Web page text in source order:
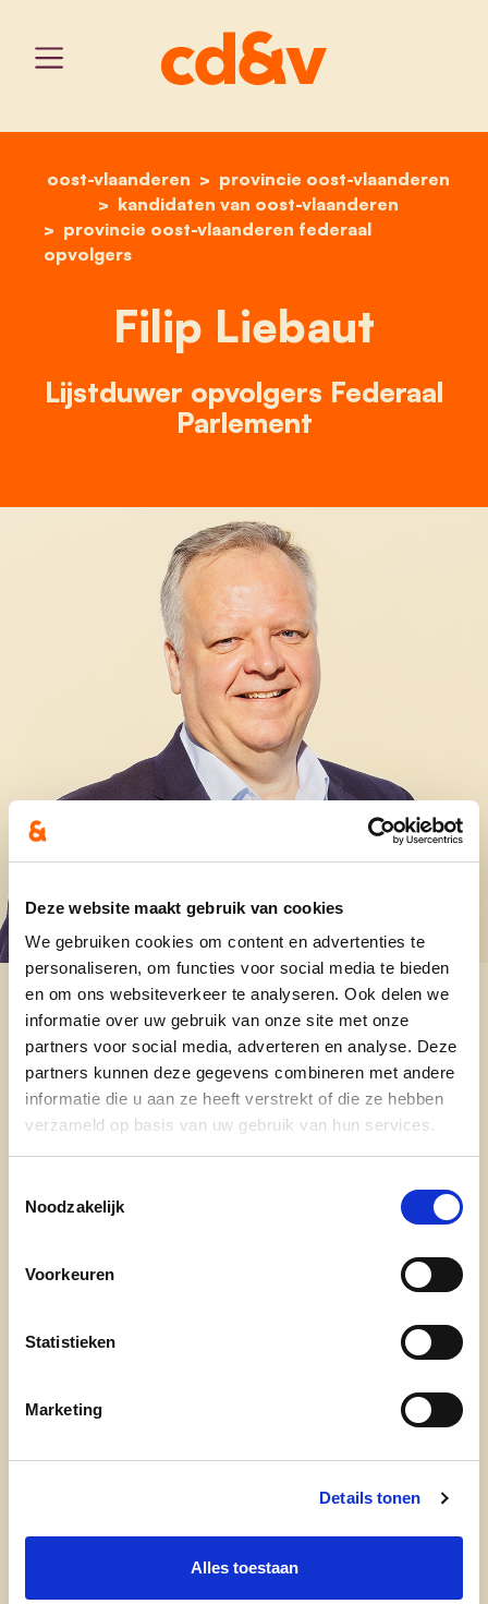
Deze website maakt gebruik van cookies
We gebruiken cookies om content en advertenties te
personaliseren, om functies voor social media te bieden
en om ons websiteverkeer te analyseren. Ook delen we
informatie over uw gebruik van onze site met onze
partners voor social media, adverteren en analyse. Deze
partners kunnen deze gegevens combineren met andere
informatie die u aan ze heeft verstrekt of die ze hebben
verzameld op basis van uw gebruik van hun services.
Noodzakelijk
Voorkeuren
Statistieken
Marketing
Details tonen
Alles toestaan
home
oost-vlaanderen
provincie oost-vlaanderen
kandidaten van oost-vlaanderen
provincie oost-vlaanderen federaal
opvolgers
filip liebaut
Filip Liebaut
Lijstduwer opvolgers Federaal
Parlement
Waarom ben je kandidaat op 9 juni?
Samenleven is meer dan wetten. Het gaat ook
over hoe we ons gedragen tegenover elkaar. Een
goed bestuur gaat uit van dienstbaarheid en
verantwoordelijkheid in een gezonde en veilige
Gretig
Wat is je favoriete plekje in onze provincie?